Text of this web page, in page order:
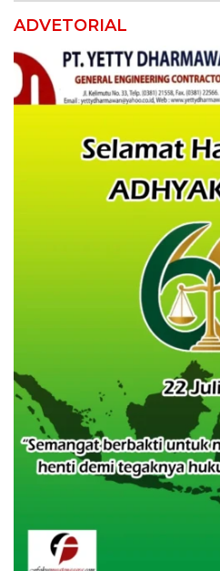
ADVETORIAL